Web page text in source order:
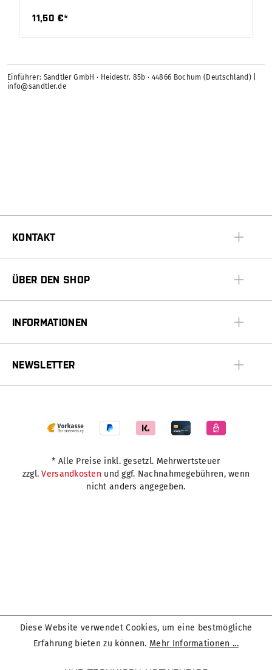
11,50 €*
Einführer: Sandtler GmbH · Heidestr. 85b · 44866 Bochum (Deutschland) |
info@sandtler.de
KONTAKT
ÜBER DEN SHOP
INFORMATIONEN
NEWSLETTER
* Alle Preise inkl. gesetzl. Mehrwertsteuer
zzgl.Versandkosten und ggf. Nachnahmegebühren, wenn
nicht anders angegeben.
Diese Website verwendet Cookies, um eine bestmögliche
Erfahrung bieten zu können. Mehr Informationen ...